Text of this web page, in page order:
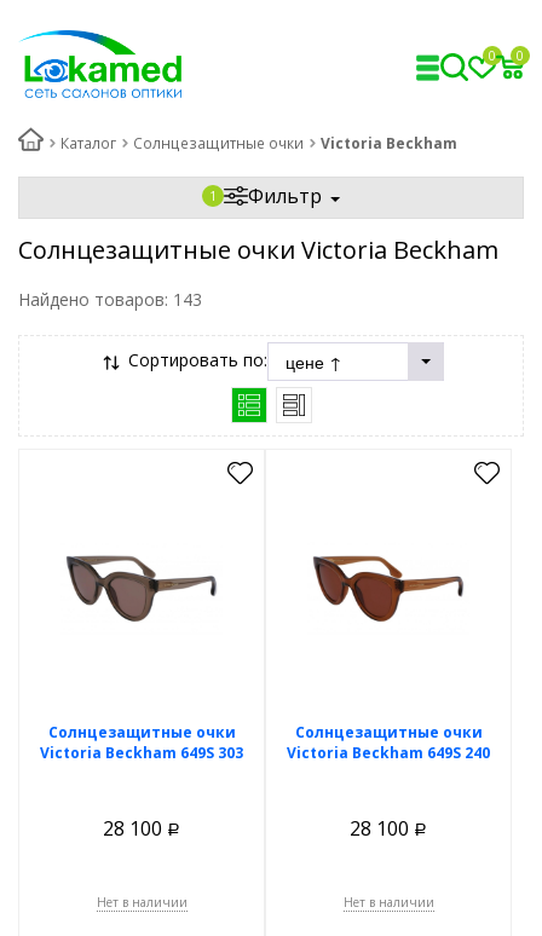
0 0
Каталог Солнцезащитные очки Victoria Beckham
Фильтр
Солнцезащитные очки Victoria Beckham
Найдено товаров: 143
Сортировать по:
Солнцезащитные очки
Victoria Beckham 649S 303
28 100 Р
Нет в наличии
Солнцезащитные очки
Victoria Beckham 649S 240
28 100 Р
Нет в наличии